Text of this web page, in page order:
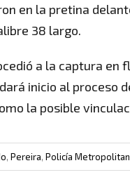
en la pretina
38 largo.
a la captura en
inicio al
la posible
, Pereira, Policía